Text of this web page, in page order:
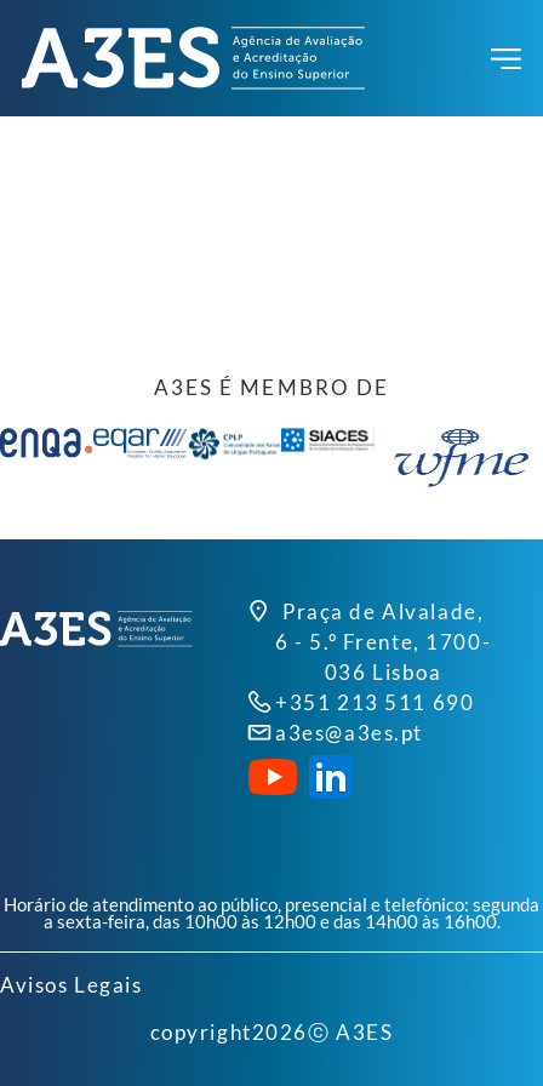
A3ES É MEMBRO DE
Praça de Alvalade,
6 - 5.º Frente, 1700-
036 Lisboa
+351 213 511 690
a3es@a3es.pt
Horário de atendimento ao público, presencial e telefónico: segunda
a sexta-feira, das 10h00 às 12h00 e das 14h00 às 16h00.
Avisos Legais
copyright2026ⓒ A3ES